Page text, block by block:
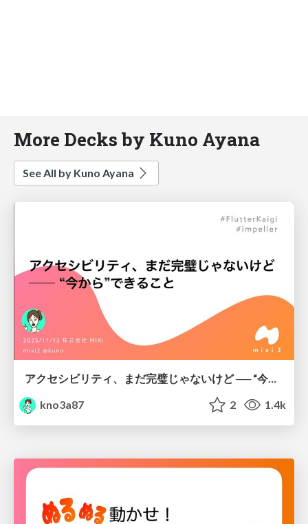
More Decks by Kuno Ayana
See All by Kuno Ayana
アクセシビリティ、まだ完璧じゃないけど ── “今から”できること
kno3a87
2 1.4k